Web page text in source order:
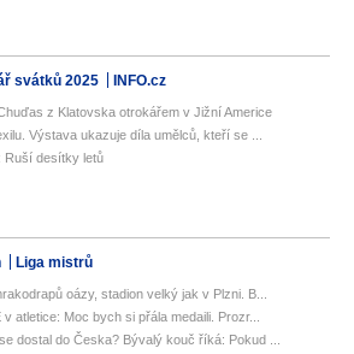
svátků 2025 INFO.cz
z Klatovska otrokářem v Jižní Americe
Výstava ukazuje díla umělců, kteří se ...
Ruší desítky letů
Liga mistrů
oázy, stadion velký jak v Plzni. B...
atletice: Moc bych si přála medaili. Prozr...
dostal do Česka? Bývalý kouč říká: Pokud ...